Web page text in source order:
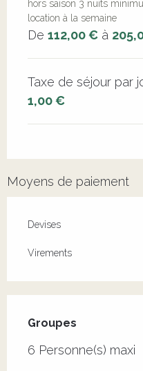
hors saison 3 nuits
location à la semaine
De 112,00 € à
Taxe de séjour par
1,00 €
Moyens de paiement
Devises
Virements
Groupes
Groupes
6 Personne(s) maxi